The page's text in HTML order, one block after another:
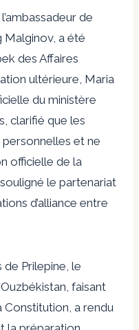
de
Malginov, a été
des Affaires
ultérieure, Maria
du ministère
clarifié que les
et ne
officielle de la
le partenariat
d’alliance entre
Prilepine, le
faisant
Constitution, a rendu